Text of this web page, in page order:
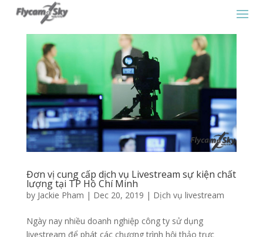
Đơn vị cung cấp dịch vụ Livestream sự kiện chất
lượng tại TP Hồ Chí Minh
by Jackie Pham | Dec 20, 2019 | Dịch vụ livestream
Ngày nay nhiều doanh nghiệp công ty sử dụng
livestream để phát các chương trình hội thảo trực